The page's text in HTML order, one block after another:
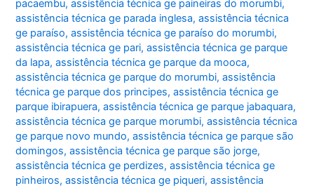
pacaembu,assistência técnica ge paineiras do morumbi,
assistência técnica ge parada inglesa,assistência técnica
ge paraíso,assistência técnica ge paraíso do morumbi,
assistência técnica ge pari,assistência técnica ge parque
da lapa,assistência técnica ge parque da mooca,
assistência técnica ge parque do morumbi,assistência
técnica ge parque dos principes,assistência técnica ge
parque ibirapuera,assistência técnica ge parque jabaquara,
assistência técnica ge parque morumbi,assistência técnica
ge parque novo mundo,assistência técnica ge parque são
domingos,assistência técnica ge parque são jorge,
assistência técnica ge perdizes,assistência técnica ge
pinheiros,assistência técnica ge piqueri,assistência